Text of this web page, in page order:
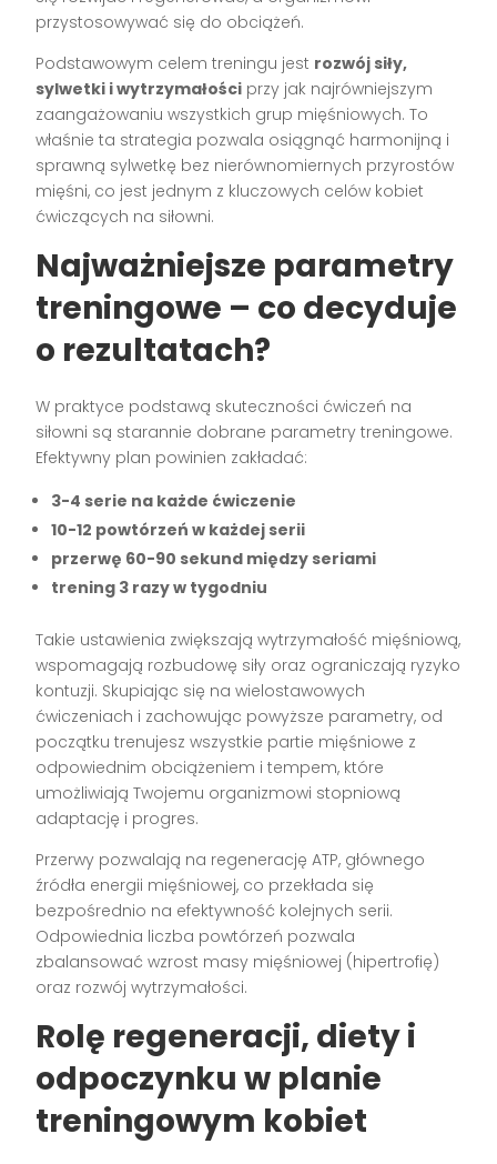
przystosowywać się do obciążeń.
Podstawowym celem treningu jest rozwój siły,
sylwetki i wytrzymałości przy jak najrówniejszym
zaangażowaniu wszystkich grup mięśniowych. To
właśnie ta strategia pozwala osiągnąć harmonijną i
sprawną sylwetkę bez nierównomiernych przyrostów
mięśni, co jest jednym z kluczowych celów kobiet
ćwiczących na siłowni.
Najważniejsze parametry
treningowe – co decyduje
o rezultatach?
W praktyce podstawą skuteczności ćwiczeń na
siłowni są starannie dobrane parametry treningowe.
Efektywny plan powinien zakładać:
3-4 serie na każde ćwiczenie
10-12 powtórzeń w każdej serii
przerwę 60-90 sekund między seriami
trening 3 razy w tygodniu
Takie ustawienia zwiększają wytrzymałość mięśniową,
wspomagają rozbudowę siły oraz ograniczają ryzyko
kontuzji. Skupiając się na wielostawowych
ćwiczeniach i zachowując powyższe parametry, od
początku trenujesz wszystkie partie mięśniowe z
odpowiednim obciążeniem i tempem, które
umożliwiają Twojemu organizmowi stopniową
adaptację i progres.
Przerwy pozwalają na regenerację ATP, głównego
źródła energii mięśniowej, co przekłada się
bezpośrednio na efektywność kolejnych serii.
Odpowiednia liczba powtórzeń pozwala
zbalansować wzrost masy mięśniowej (hipertrofię)
oraz rozwój wytrzymałości.
Rolę regeneracji, diety i
odpoczynku w planie
treningowym kobiet